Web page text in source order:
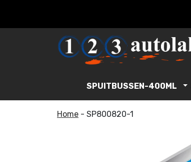
SPUITBUSSEN-400ML
Home - SP800820-1